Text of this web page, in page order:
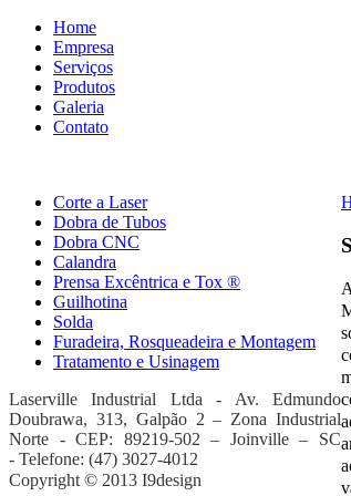
Home
Empresa
Serviços
Produtos
Galeria
Contato
Corte a Laser
Dobra de Tubos
Dobra CNC
Calandra
Prensa Excêntrica e Tox ®
Guilhotina
Solda
Furadeira, Rosqueadeira e Montagem
Tratamento e Usinagem
Laserville Industrial Ltda - Av. Edmundo
Doubrawa, 313, Galpão 2 – Zona Industrial
Norte -CEP: 89219-502 – Joinville – SC
- Telefone: (47) 3027-4012
Copyright © 2013 I9design